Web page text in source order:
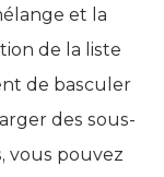
et la
de la liste
de basculer
des sous-
vous pouvez